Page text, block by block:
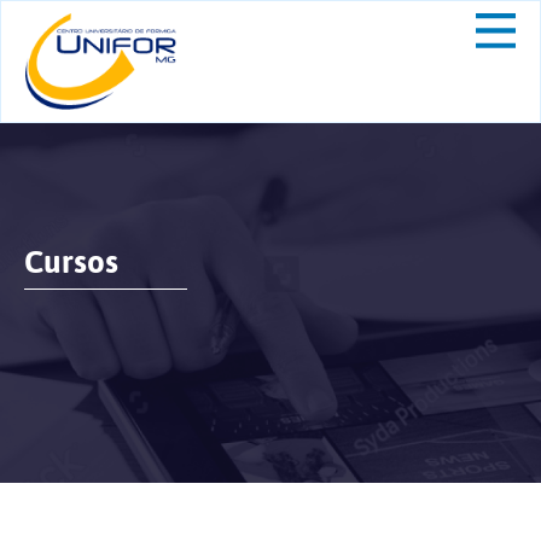
Cursos